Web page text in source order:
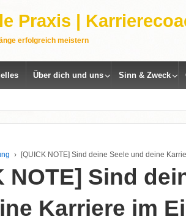
Praxis |
erfolgreich meistern
Über dich und uns Sinn & Zweck
› [QUICK NOTE] Sind deine Seele und deine
NOTE] Sind
Karriere im